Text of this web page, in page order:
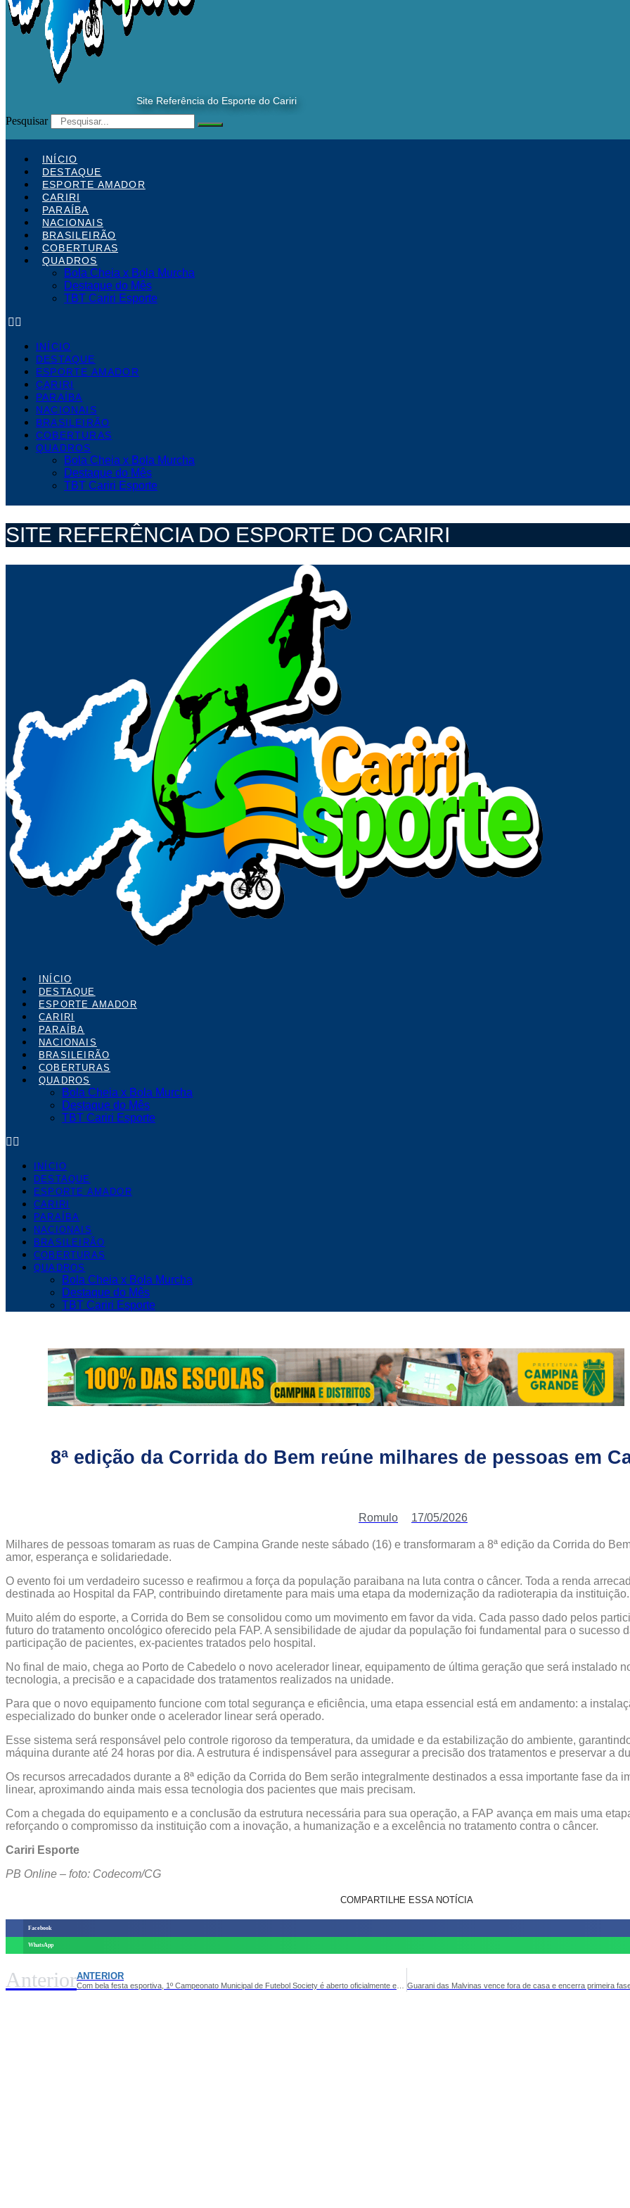
Site Referência do Esporte do Cariri
Pesquisar
INÍCIO
DESTAQUE
ESPORTE AMADOR
CARIRI
PARAÍBA
NACIONAIS
BRASILEIRÃO
COBERTURAS
QUADROS
Bola Cheia x Bola Murcha
Destaque do Mês
TBT Cariri Esporte
INÍCIO
DESTAQUE
ESPORTE AMADOR
CARIRI
PARAÍBA
NACIONAIS
BRASILEIRÃO
COBERTURAS
QUADROS
Bola Cheia x Bola Murcha
Destaque do Mês
TBT Cariri Esporte
SITE REFERÊNCIA DO ESPORTE DO CARIRI
INÍCIO
DESTAQUE
ESPORTE AMADOR
CARIRI
PARAÍBA
NACIONAIS
BRASILEIRÃO
COBERTURAS
QUADROS
Bola Cheia x Bola Murcha
Destaque do Mês
TBT Cariri Esporte
INÍCIO
DESTAQUE
ESPORTE AMADOR
CARIRI
PARAÍBA
NACIONAIS
BRASILEIRÃO
COBERTURAS
QUADROS
Bola Cheia x Bola Murcha
Destaque do Mês
TBT Cariri Esporte
8ª edição da Corrida do Bem reúne milhares de pessoas em
Romulo 17/05/2026
Milhares de pessoas tomaram as ruas de Campina Grande neste sábado (16) e transformaram a 8ª edição da Corrida do
amor, esperança e solidariedade.
O evento foi um verdadeiro sucesso e reafirmou a força da população paraibana na luta contra o câncer. Toda a renda
destinada ao Hospital da FAP, contribuindo diretamente para mais uma etapa da modernização da radioterapia da instituição.
Muito além do esporte, a Corrida do Bem se consolidou como um movimento em favor da vida. Cada passo dado pelos
futuro do tratamento oncológico oferecido pela FAP. A sensibilidade de ajudar da população foi fundamental para o sucesso
participação de pacientes, ex-pacientes tratados pelo hospital.
No final de maio, chega ao Porto de Cabedelo o novo acelerador linear, equipamento de última geração que será instalado
tecnologia, a precisão e a capacidade dos tratamentos realizados na unidade.
Para que o novo equipamento funcione com total segurança e eficiência, uma etapa essencial está em andamento: a
especializado do bunker onde o acelerador linear será operado.
Esse sistema será responsável pelo controle rigoroso da temperatura, da umidade e da estabilização do ambiente,
máquina durante até 24 horas por dia. A estrutura é indispensável para assegurar a precisão dos tratamentos e preservar a
Os recursos arrecadados durante a 8ª edição da Corrida do Bem serão integralmente destinados a essa importante fase da
linear, aproximando ainda mais essa tecnologia dos pacientes que mais precisam.
Com a chegada do equipamento e a conclusão da estrutura necessária para sua operação, a FAP avança em mais uma
reforçando o compromisso da instituição com a inovação, a humanização e a excelência no tratamento contra o câncer.
Cariri Esporte
PB Online – foto: Codecom/CG
COMPARTILHE ESSA NOTÍCIA
Facebook
WhatsApp
AnteriorANTERIOR